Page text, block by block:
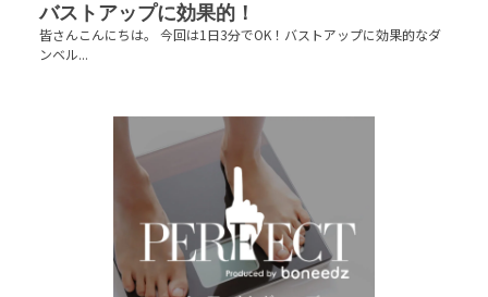
バストアップに効果的！
皆さんこんにちは。 今回は1日3分でOK！バストアップに効果的なダ
ンベル...